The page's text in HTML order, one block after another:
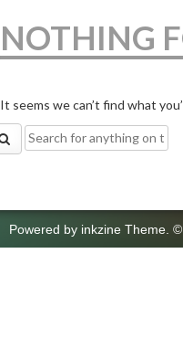
NOTHING
It seems we can’t find what
Search
for:
Powered by inkzine Theme ©